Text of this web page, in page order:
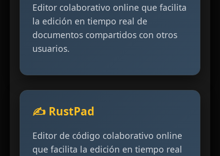
Editor colaborativo online que facilita
la edición en tiempo real de
documentos compartidos con otros
usuarios.
✍️ RustPad
Editor de código colaborativo online
que facilita la edición en tiempo real